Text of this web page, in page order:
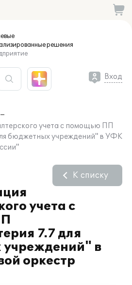
решения
Вход
учета с помощью ПП
бюджетных учреждений" в УФК
учета с
7.7 для
в
оркестр
К списку